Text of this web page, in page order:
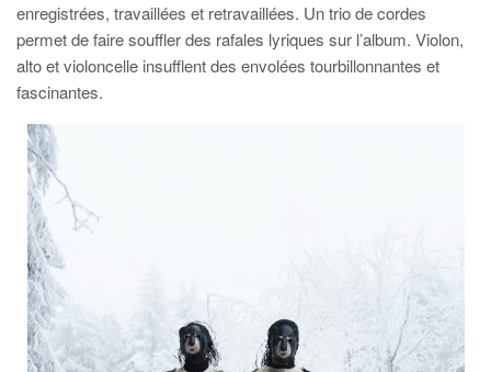
enregistrées, travaillées et retravaillées. Un trio de cordes
permet de faire souffler des rafales lyriques sur l’album. Violon,
alto et violoncelle insufflent des envolées tourbillonnantes et
fascinantes.